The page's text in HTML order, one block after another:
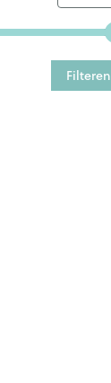
links en
Filteren